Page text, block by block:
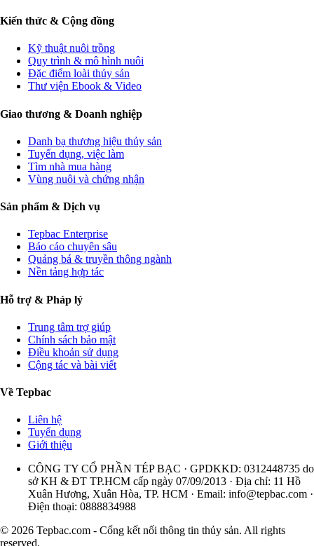
Kiến thức & Cộng đồng
Kỹ thuật nuôi trồng
Quy trình & mô hình nuôi
Đặc điểm loài thủy sản
Thư viện Ebook & Video
Giao thương & Doanh nghiệp
Danh bạ thương hiệu thủy sản
Tuyển dụng, việc làm
Tìm nhà mua hàng
Vùng nuôi và chứng nhận
Sản phẩm & Dịch vụ
Tepbac Enterprise
Báo cáo chuyên sâu
Quảng bá & truyền thông ngành
Nền tảng hợp tác
Hỗ trợ & Pháp lý
Trung tâm trợ giúp
Chính sách bảo mật
Điều khoản sử dụng
Cộng tác và bài viết
Về Tepbac
Liên hệ
Tuyển dụng
Giới thiệu
CÔNG TY CỔ PHẦN TÉP BẠC · GPDKKD: 0312448735 do
sở KH & ĐT TP.HCM cấp ngày 07/09/2013 · Địa chỉ: 11 Hồ
Xuân Hương, Xuân Hòa, TP. HCM · Email: info@tepbac.com ·
Điện thoại: 0888834988
© 2026 Tepbac.com - Cổng kết nối thông tin thủy sản. All rights
reserved.